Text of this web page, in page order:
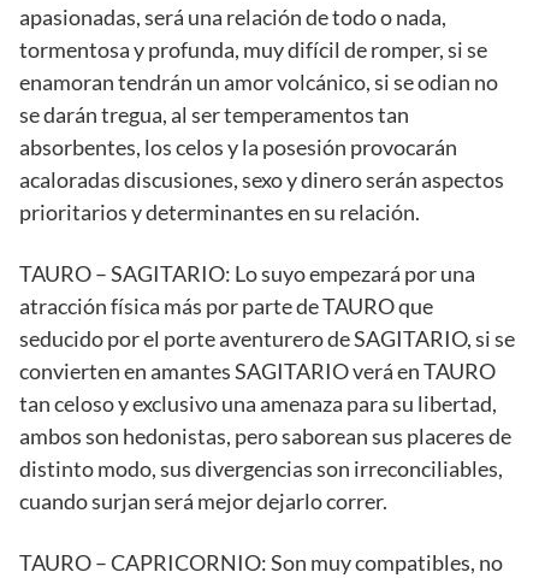
apasionadas, será una relación de todo o nada,
tormentosa y profunda, muy difícil de romper, si se
enamoran tendrán un amor volcánico, si se odian no
se darán tregua, al ser temperamentos tan
absorbentes, los celos y la posesión provocarán
acaloradas discusiones, sexo y dinero serán aspectos
prioritarios y determinantes en su relación.
TAURO – SAGITARIO: Lo suyo empezará por una
atracción física más por parte de TAURO que
seducido por el porte aventurero de SAGITARIO, si se
convierten en amantes SAGITARIO verá en TAURO
tan celoso y exclusivo una amenaza para su libertad,
ambos son hedonistas, pero saborean sus placeres de
distinto modo, sus divergencias son irreconciliables,
cuando surjan será mejor dejarlo correr.
TAURO – CAPRICORNIO: Son muy compatibles, no